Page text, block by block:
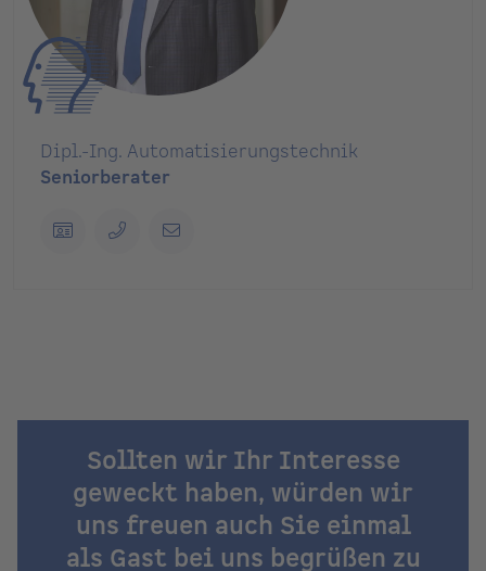
Dipl.-Ing. Automatisierungstechnik
Seniorberater
Sollten wir Ihr Interesse
geweckt haben, würden wir
uns freuen auch Sie einmal
als Gast bei uns begrüßen zu